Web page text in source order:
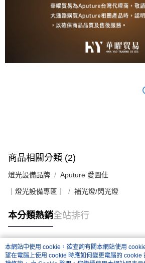
商品相關分類 (2)
燈光設備品牌 Aputure 愛圖仕
｜燈光設備專區｜ 補光燈/閃光燈
本分類熱銷全站排行
熱門標籤
本網站中使用 cookie，欲查詢有關本網站使用
望在電腦上使用 cookie 時應如何變更電腦的 cookie